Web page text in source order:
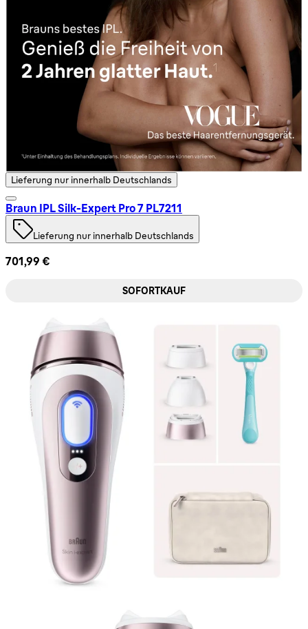
Lieferung nur innerhalb Deutschlands
Braun IPL Silk-Expert Pro 7 PL7211
Lieferung nur innerhalb Deutschlands
701,99 €
SOFORTKAUF